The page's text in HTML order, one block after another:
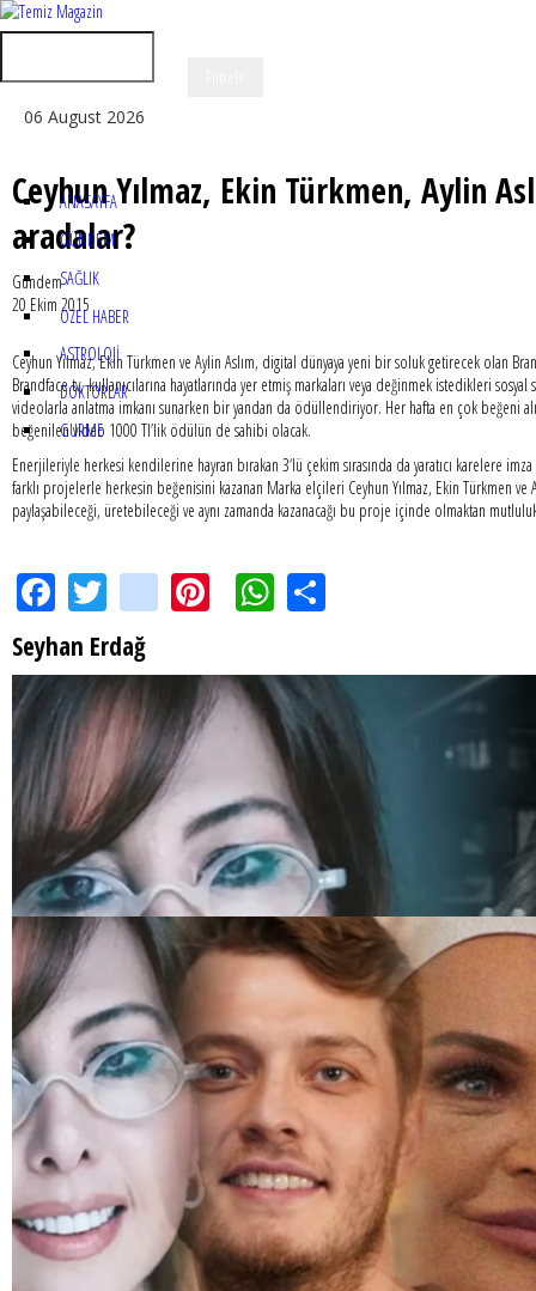
06 August 2026
ANASAYFA
GÜNDEM
SAĞLIK
ÖZEL HABER
ASTROLOJİ
DOKTORLAR
GURME
Ceyhun Yılmaz, Ekin Türkmen, Aylin
aradalar?
Gündem
20 Ekim 2015
Ceyhun Yılmaz, Ekin Türkmen ve Aylin Aslım, digital dünyaya yeni bir soluk getirecek olan
Brandface.tv, kullanıcılarına hayatlarında yer etmiş markaları veya değinmek istedikleri
videolarla anlatma imkanı sunarken bir yandan da ödüllendiriyor. Her hafta en çok beğeni
beğenilen video 1000 Tl’lik ödülün de sahibi olacak.
Enerjileriyle herkesi kendilerine hayran bırakan 3‘lü çekim sırasında da yaratıcı karelere
farklı projelerle herkesin beğenisini kazanan Marka elçileri Ceyhun Yılmaz, Ekin Türkmen ve
paylaşabileceği, üretebileceği ve aynı zamanda kazanacağı bu proje içinde olmaktan
FacebookTwitterinstagramPinterestWhatsApp
Seyhan Erdağ